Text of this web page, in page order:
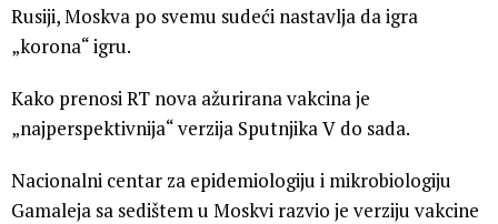
Rusiji, Moskva po svemu sudeći nastavlja da igra
„korona“ igru.
Kako prenosi RT nova ažurirana vakcina je
„najperspektivnija“ verzija Sputnjika V do sada.
Nacionalni centar za epidemiologiju i mikrobiologiju
Gamaleja sa sedištem u Moskvi razvio je verziju vakcine